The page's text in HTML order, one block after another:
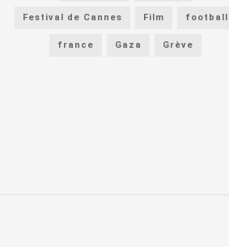
Festival de Cannes Film football
france Gaza Grève